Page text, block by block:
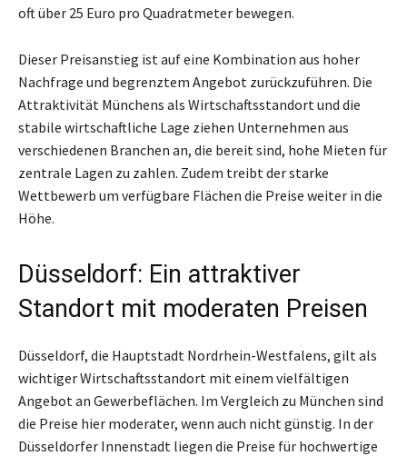
oft über 25 Euro pro Quadratmeter bewegen.
Dieser Preisanstieg ist auf eine Kombination aus hoher
Nachfrage und begrenztem Angebot zurückzuführen. Die
Attraktivität Münchens als Wirtschaftsstandort und die
stabile wirtschaftliche Lage ziehen Unternehmen aus
verschiedenen Branchen an, die bereit sind, hohe Mieten für
zentrale Lagen zu zahlen. Zudem treibt der starke
Wettbewerb um verfügbare Flächen die Preise weiter in die
Höhe.
Düsseldorf: Ein attraktiver
Standort mit moderaten Preisen
Düsseldorf, die Hauptstadt Nordrhein-Westfalens, gilt als
wichtiger Wirtschaftsstandort mit einem vielfältigen
Angebot an Gewerbeflächen. Im Vergleich zu München sind
die Preise hier moderater, wenn auch nicht günstig. In der
Düsseldorfer Innenstadt liegen die Preise für hochwertige